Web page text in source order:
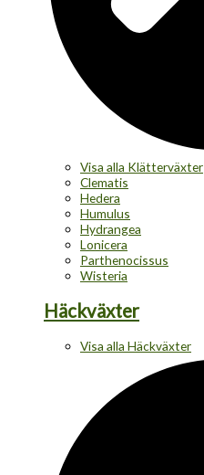
Visa alla Klätterväxter
Clematis
Hedera
Humulus
Hydrangea
Lonicera
Parthenocissus
Wisteria
Häckväxter
Visa alla Häckväxter